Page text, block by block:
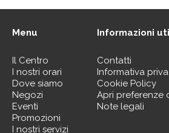
Menu
Il Centro
I nostri orari
Dove siamo
Negozi
Eventi
Promozioni
I nostri servizi
Informazioni
Contatti
Informativa
Cookie Policy
Apri preferenze
Note legali